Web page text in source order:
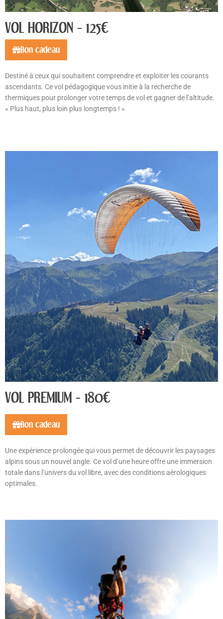
VOL HORIZON - 125€
Bon cadeau
Destiné à ceux qui souhaitent comprendre et exploiter les courants
ascendants. Ce vol pédagogique vous initie à la recherche de
thermiques pour prolonger votre temps de vol et gagner de l’altitude.
« Plus haut, plus loin plus longtemps ! »
VOL PREMIUM - 180€
Bon cadeau
Une expérience prolongée qui vous permet de découvrir les paysages
alpins sous un nouvel angle. Ce vol d’une heure offre une immersion
totale dans l’univers du vol libre, avec des conditions aérologiques
optimales.